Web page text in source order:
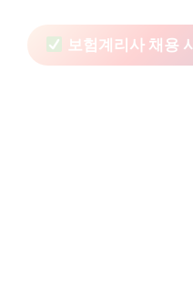
보험계리사 채용 시